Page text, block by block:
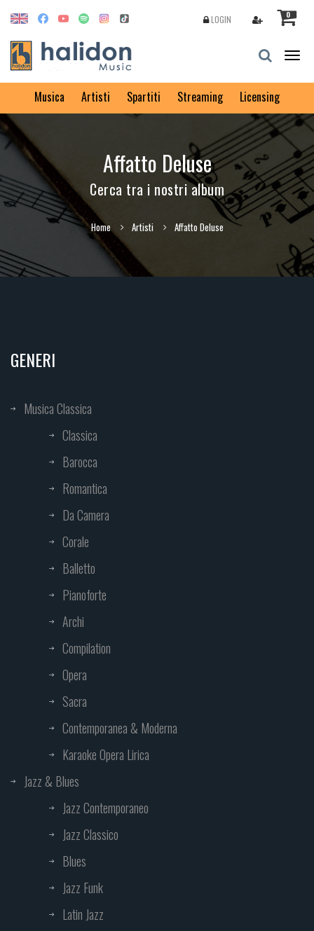
0
LOGIN
Musica Artisti Spartiti Streaming Licensing
Affatto Deluse
Cerca tra i nostri album
Home Artisti Affatto Deluse
GENERI
Musica Classica
Classica
Barocca
Romantica
Da Camera
Corale
Balletto
Pianoforte
Archi
Compilation
Opera
Sacra
Contemporanea & Moderna
Karaoke Opera Lirica
Jazz & Blues
Jazz Contemporaneo
Jazz Classico
Blues
Jazz Funk
Latin Jazz